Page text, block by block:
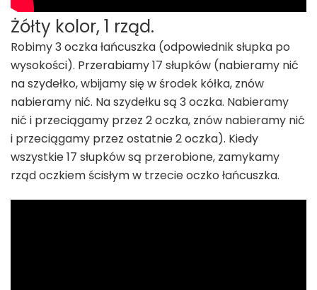
Żółty kolor, 1 rząd.
Robimy 3 oczka łańcuszka (odpowiednik słupka po
wysokości). Przerabiamy 17 słupków (nabieramy nić
na szydełko, wbijamy się w środek kółka, znów
nabieramy nić. Na szydełku są 3 oczka. Nabieramy
nić i przeciągamy przez 2 oczka, znów nabieramy nić
i przeciągamy przez ostatnie 2 oczka). Kiedy
wszystkie 17 słupków są przerobione, zamykamy
rząd oczkiem ścisłym w trzecie oczko łańcuszka.